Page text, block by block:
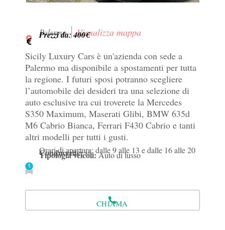
Palermo Visualizza mappa
Prezzi da: 400€
Sicily Luxury Cars è un'azienda con sede a
Palermo ma disponibile a spostamenti per tutta
la regione. I futuri sposi potranno scegliere
l’automobile dei desideri tra una selezione di
auto esclusive tra cui troverete la Mercedes
S350 Maximum, Maserati Glibi, BMW 635d
M6 Cabrio Bianca, Ferrari F430 Cabrio e tanti
altri modelli per tutti i gusti.
Conducente:si
Tipologia veicoli:Auto di lusso
Orari di apertura: dalle 9 alle 13 e dalle 16 alle 20
CHIAMA